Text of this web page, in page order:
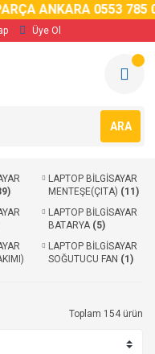
ANKARA 0553 785
Üye Ol
ARA
LAPTOP BİLGİSAYAR
MENTEŞE(ÇITA) (11)
LAPTOP BİLGİSAYAR
BATARYA (5)
LAPTOP BİLGİSAYAR
SOĞUTUCU FAN (1)
Toplam 154 ürün